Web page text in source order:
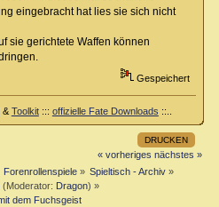
eingebracht hat lies sie sich nicht
sie gerichtete Waffen können
Gespeichert
& Toolkit::: offizielle Fate Downloads ::..
DRUCKEN
« vorheriges nächstes »
Forenrollenspiele » Spieltisch - Archiv »
(Moderator: Dragon) »
dem Fuchsgeist